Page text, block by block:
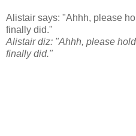
Alistair says: "Ahhh, please
finally did."
Alistair diz: "Ahhh, please
finally did."